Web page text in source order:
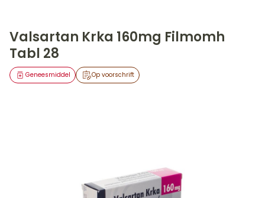
Valsartan Krka 160mg Filmomh
Tabl 28
Op voorschrift
Geneesmiddel